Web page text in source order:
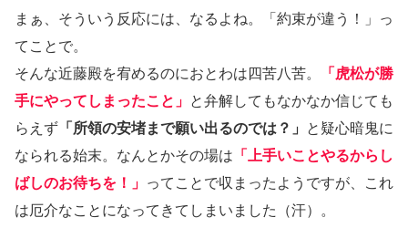
まぁ、そういう反応には、なるよね。「約束が違う！」っ
てことで。
そんな近藤殿を宥めるのにおとわは四苦八苦。
「虎松が勝
手にやってしまったこと」 と弁解してもなかなか信じても
らえず 「所領の安堵まで願い出るのでは？」
と疑心暗鬼に
なられる始末。なんとかその場は 「上手いことやるからし
ばしのお待ちを！」 ってことで収まったようですが、これ
は厄介なことになってきてしまいました（汗）。